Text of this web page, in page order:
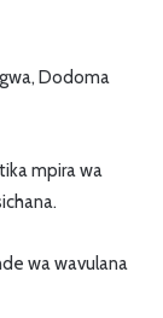
Dodoma
mpira wa
wa wavulana